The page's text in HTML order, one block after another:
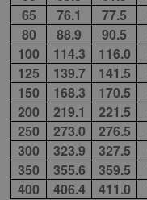
65
76.1 77.5
80
88.9 90.5
100
114.3 116.0
125
139.7 141.5
150
168.3 170.5
200
219.1 221.5
250
273.0 276.5
300
323.9 327.5
350
355.6 359.5
400
406.4 411.0